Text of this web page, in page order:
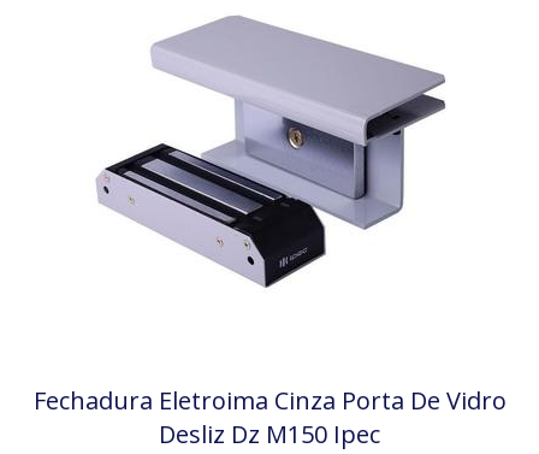
Fechadura Eletroima Cinza Porta De Vidro
Desliz Dz M150 Ipec